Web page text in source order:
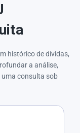
histórico de dívidas,
a análise,
consulta sob